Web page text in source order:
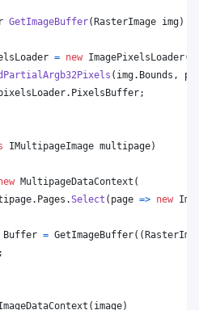
GetImageBuffer(RasterImage img)
= new ImagePixelsLoader(
( img. Bounds ,
. PixelsBuffer;
IMultipageImage multipage)
MultipageDataContext (
. Pages .Select ( page => new
Buffer = GetImageBuffer( (
;
( image)